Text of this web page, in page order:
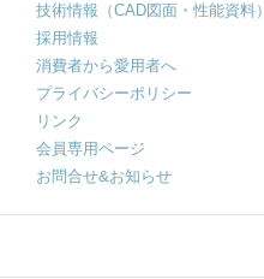
技術情報（CAD図面・性能資料）
採用情報
消費者から愛用者へ
プライバシーポリシー
リンク
会員専用ページ
お問合せ&お知らせ